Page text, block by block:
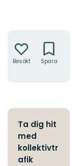
Besökt Spara
Ta dig hit
med
kollektivtr
afik